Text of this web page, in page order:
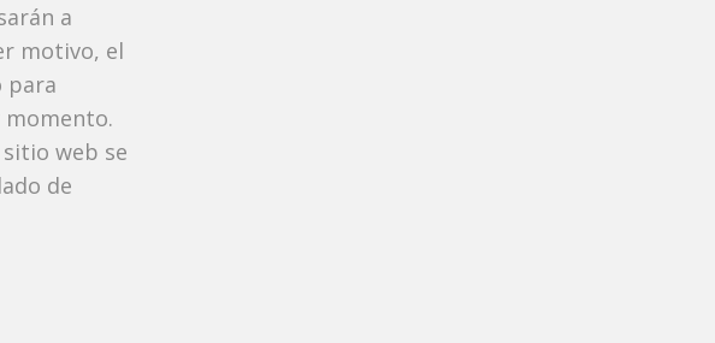
a
motivo, el
para
sitio web se
de